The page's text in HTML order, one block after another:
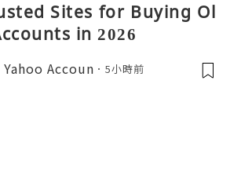
Sites for Buying Ol
in 2026
Accoun 5小時前